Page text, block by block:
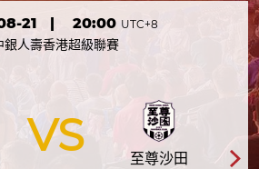
21| 20:00 UTC+8
銀人壽香港超級聯賽
VS 至尊沙田